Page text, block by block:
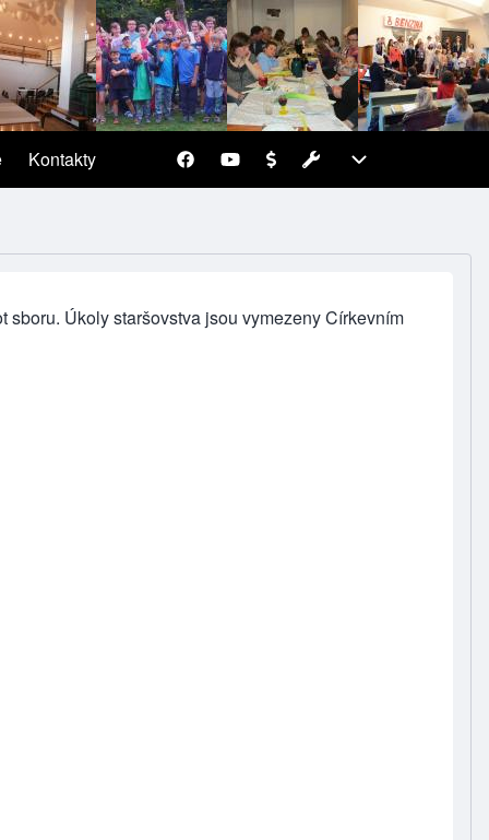
Kontakty (opens in new tab) Pracovní
Pracovní
sub-navigation
sboru. Úkoly staršovstva jsou vymezenyCírkevním